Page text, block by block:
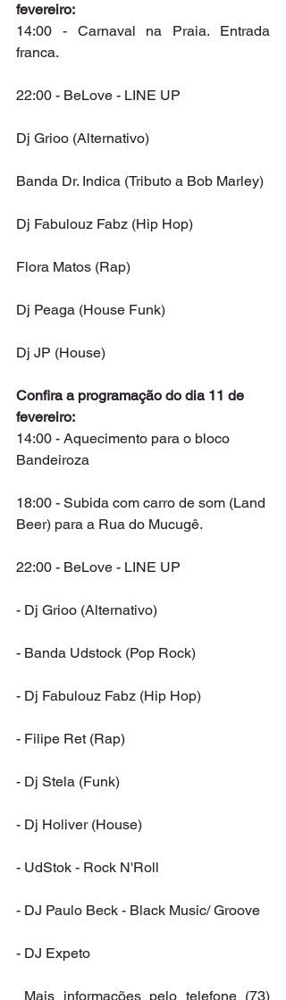
fevereiro:
14:00 - Carnaval na Praia. Entrada
franca.
22:00 - BeLove - LINE UP
Dj Grioo (Alternativo)
Banda Dr. Indica (Tributo a Bob Marley)
Dj Fabulouz Fabz (Hip Hop)
Flora Matos (Rap)
Dj Peaga (House Funk)
Dj JP (House)
Confira a programação do dia 11 de
fevereiro:
14:00 - Aquecimento para o bloco
Bandeiroza
18:00 - Subida com carro de som (Land
Beer) para a Rua do Mucugê.
22:00 - BeLove - LINE UP
- Dj Grioo (Alternativo)
- Banda Udstock (Pop Rock)
- Dj Fabulouz Fabz (Hip Hop)
- Filipe Ret (Rap)
- Dj Stela (Funk)
- Dj Holiver (House)
- UdStok - Rock N'Roll
- DJ Paulo Beck - Black Music/ Groove
- DJ Expeto